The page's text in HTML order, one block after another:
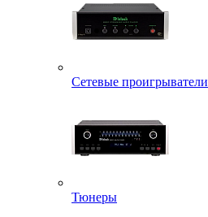
Сетевые проигрыватели
Тюнеры